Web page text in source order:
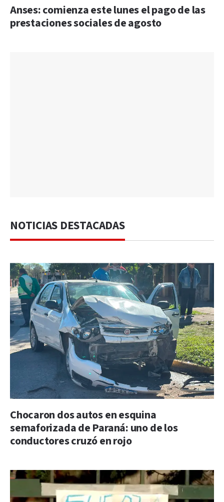
Anses: comienza este lunes el pago de las
prestaciones sociales de agosto
NOTICIAS DESTACADAS
Chocaron dos autos en esquina
semaforizada de Paraná: uno de los
conductores cruzó en rojo